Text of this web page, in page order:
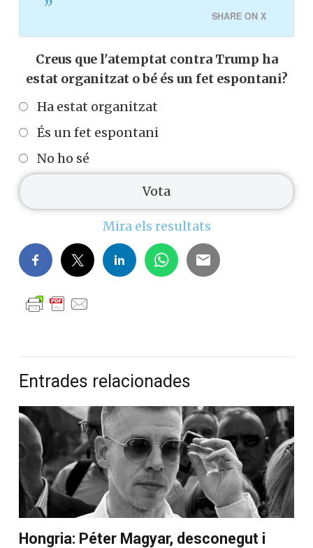
SHARE ON X
Creus que l'atemptat contra Trump ha
estat organitzat o bé és un fet espontani?
Ha estat organitzat
És un fet espontani
No ho sé
Mira els resultats
Entrades relacionades
Hongria: Péter Magyar, desconegut i